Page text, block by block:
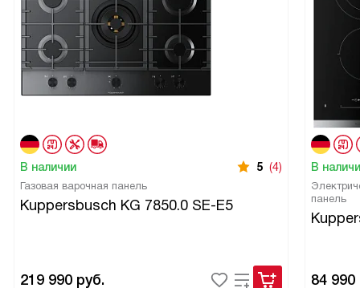
В наличии 5 (4)
Газовая варочная панель
Kuppersbusch KG 7850.0 SE-E5
219 990 руб.
В
панель
84 990